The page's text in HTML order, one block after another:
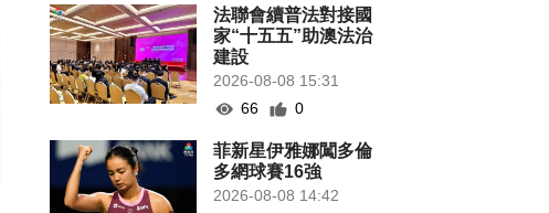
法聯會續普法對接國
家“十五五”助澳法治
建設
2026-08-08 15:31
66
0
菲新星伊雅娜闖多倫
多網球賽16強
2026-08-08 14:42